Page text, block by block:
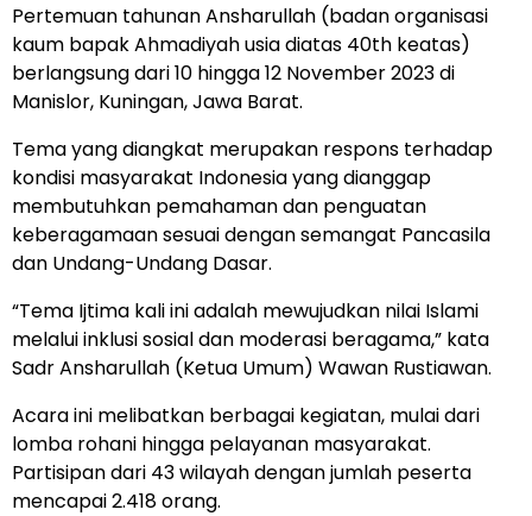
Pertemuan tahunan Ansharullah (badan organisasi
kaum bapak Ahmadiyah usia diatas 40th keatas)
berlangsung dari 10 hingga 12 November 2023 di
Manislor, Kuningan, Jawa Barat.
Tema yang diangkat merupakan respons terhadap
kondisi masyarakat Indonesia yang dianggap
membutuhkan pemahaman dan penguatan
keberagamaan sesuai dengan semangat Pancasila
dan Undang-Undang Dasar.
“Tema Ijtima kali ini adalah mewujudkan nilai Islami
melalui inklusi sosial dan moderasi beragama,” kata
Sadr Ansharullah (Ketua Umum) Wawan Rustiawan.
Acara ini melibatkan berbagai kegiatan, mulai dari
lomba rohani hingga pelayanan masyarakat.
Partisipan dari 43 wilayah dengan jumlah peserta
mencapai 2.418 orang.